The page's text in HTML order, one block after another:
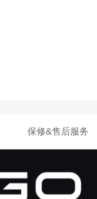
保修&售后服务